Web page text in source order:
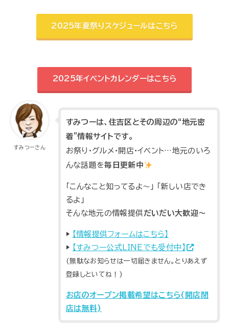
2025年夏祭りスケジュールはこちら
2025年イベントカレンダーはこちら
すみつーさん
すみつーは、住吉区とその周辺の“地元密
着”情報サイトです。
お祭り・グルメ・開店・イベント…地元のいろ
んな話題を毎日更新中
「こんなこと知ってるよ～」 「新しい店でき
るよ」
そんな地元の情報提供だいだい大歓迎～
▶ 【情報提供フォームはこちら】
▶ 【すみつー公式LINEでも受付中】
(無駄なお知らせは一切届きません。とりあえず
登録しといてね！)
お店のオープン掲載希望はこちら(開店閉
店は無料)